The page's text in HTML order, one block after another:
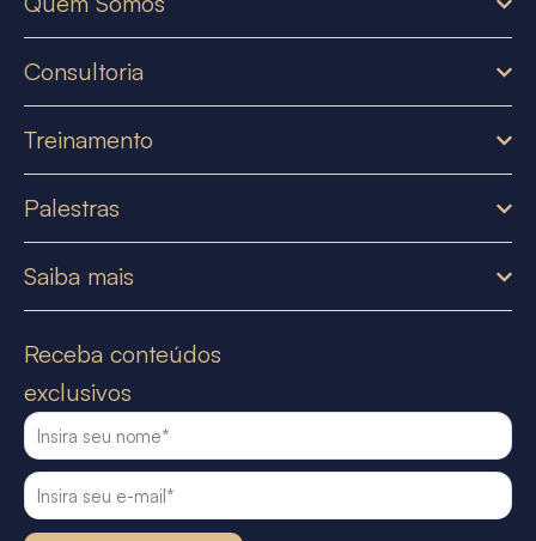
Consultoria
Treinamento
Palestras
Saiba mais
Receba conteúdos
exclusivos